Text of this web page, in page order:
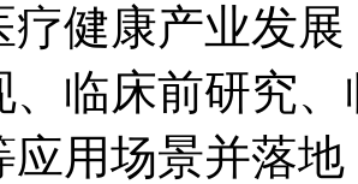
健康产业发展
、临床前研究
用场景并落地